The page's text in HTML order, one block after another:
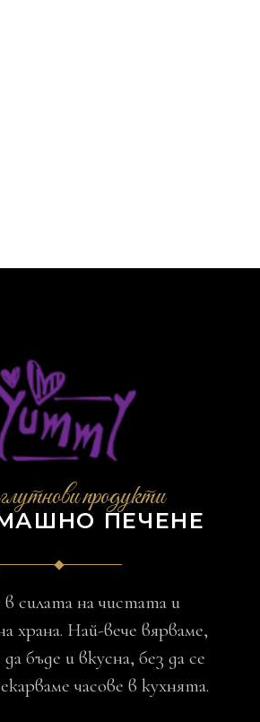
продукти
ПЕЧЕНЕ
в силата на чистата и
храна. Най-вече вярваме,
бъде и вкусна, без да се
часове в кухнята.